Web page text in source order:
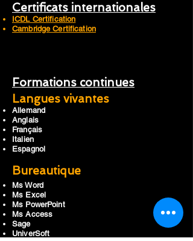
Certificats internationales
ICDL Certification
Cambridge Certification
Formations continues
Langues vivantes
Allemand
Anglais
Français
Italien
Espagnol
Bureautique
Ms Word
Ms Excel
Ms PowerPoint
Ms Access
Sage
UniverSoft